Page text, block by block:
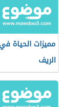
مميزات الحياة في
الريف